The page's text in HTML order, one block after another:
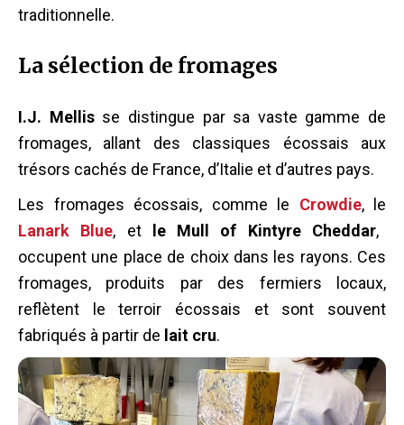
traditionnelle.
La sélection de fromages
I.J. Mellisse distingue par sa vaste gamme de
fromages, allant des classiques écossais aux
trésors cachés de France, d’Italie et d’autres pays.
Les fromages écossais, comme le
Crowdie, le
Lanark Blue, etle Mull of Kintyre Cheddar,
occupent une place de choix dans les rayons. Ces
fromages, produits par des fermiers locaux,
reflètent le terroir écossais et sont souvent
fabriqués à partir de lait cru.